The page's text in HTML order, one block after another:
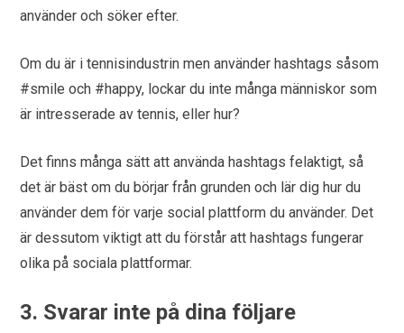
använder och söker efter.
Om du är i tennisindustrin men använder hashtags såsom
#smile och #happy, lockar du inte många människor som
är intresserade av tennis, eller hur?
Det finns många sätt att använda hashtags felaktigt, så
det är bäst om du börjar från grunden och lär dig hur du
använder dem för varje social plattform du använder. Det
är dessutom viktigt att du förstår att hashtags fungerar
olika på sociala plattformar.
3. Svarar inte på dina följare